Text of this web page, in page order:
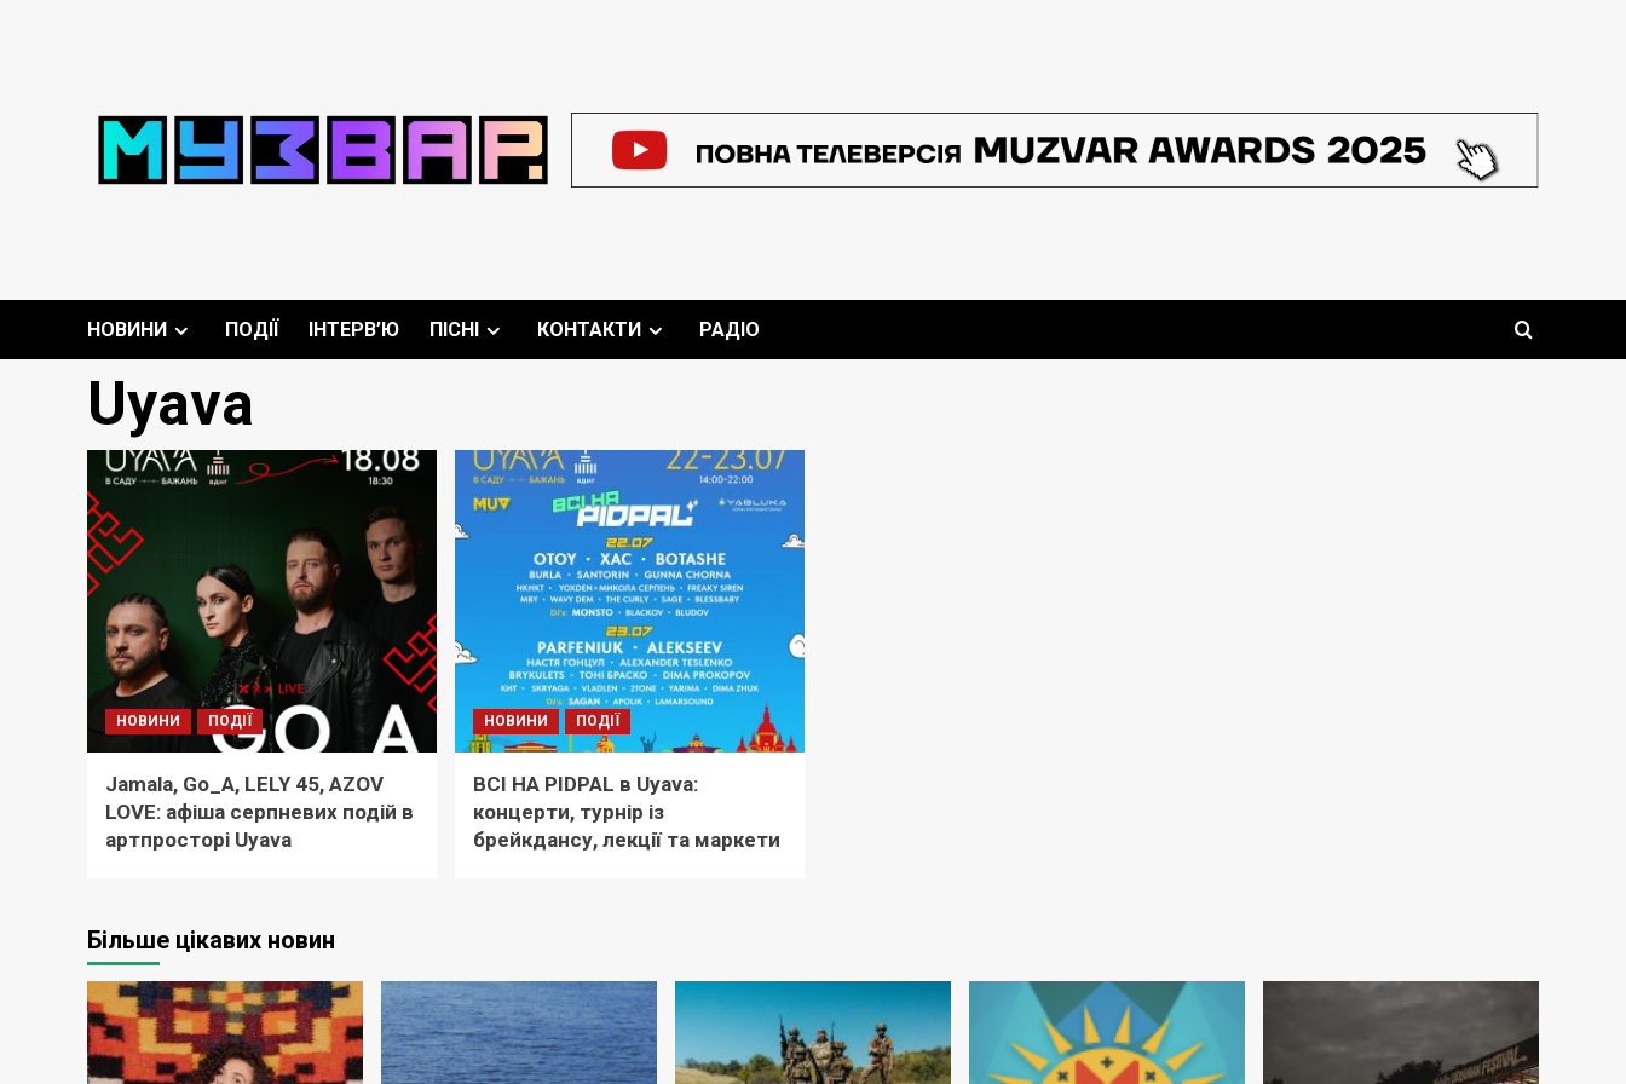
НОВИНИ ПОДІЇ ІНТЕРВ’Ю ПІСНІ КОНТАКТИ РАДІО
Uyava
НОВИНИ ПОДІЇ
Jamala, Go_A, LELY 45, AZOV
LOVE: афіша серпневих подій в
артпросторі Uyava
НОВИНИ ПОДІЇ
ВСІ НА PIDPAL в Uyava:
концерти, турнір із
брейкдансу, лекції та маркети
Більше цікавих новин